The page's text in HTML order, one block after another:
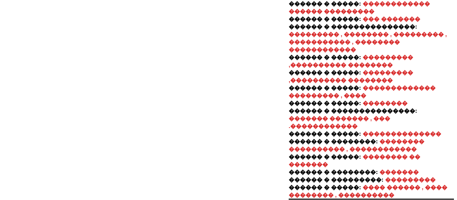
������ � �����: ������������
������ ���������
������ � �����: ��� �������
������ � ���������������:
��������� , �������� , ��������� ,
����������� , ��������
������������
������ � �����: ���������
,���������� ��������
������ � �����: ���������
,���������� ��������
������ � �����: �������������
��������� , ����
������ � �����: ��������
������ � ���������������:
������� ������� , ���
.������������
������ � �����: ��������������
������ � ��������: ��������
���������� , ������������
������ � �����: �������� ��
�������
������ � ��������: �������
������ � ���������: ���������
������ � �����: ���� ������ , ����
�������� , ����������